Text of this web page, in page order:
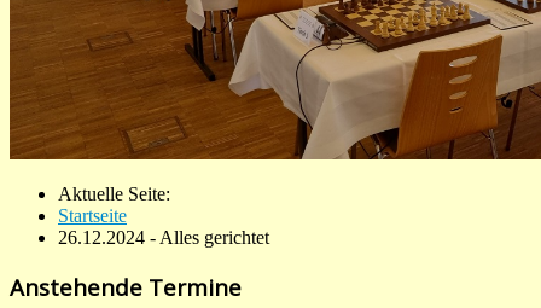
Aktuelle Seite:
Startseite
26.12.2024 - Alles gerichtet
Anstehende Termine